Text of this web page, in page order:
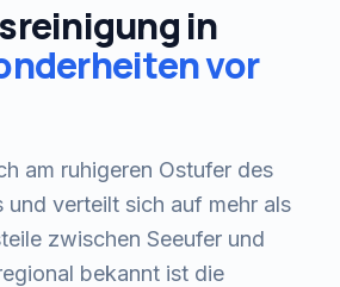
in
vor
am ruhigeren Ostufer des
und verteilt sich auf mehr als
zwischen Seeufer und
bekannt ist die